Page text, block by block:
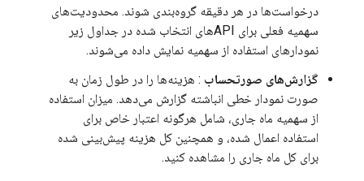
درخواست‌ها در هر دقیقه گروه‌بندی شوند. محدودیت‌های
سهمیه فعلی برای APIهای انتخاب شده در جداول زیر
نمودارهای استفاده از سهمیه نمایش داده می‌شوند.
گزارش‌های صورتحساب : هزینه‌ها را در طول زمان به
صورت نمودار خطی انباشته گزارش می‌دهد. میزان استفاده
از سهمیه ماه جاری، شامل هرگونه اعتبار خاص برای
استفاده اعمال شده، و همچنین کل هزینه پیش‌بینی شده
برای کل ماه جاری را مشاهده کنید.